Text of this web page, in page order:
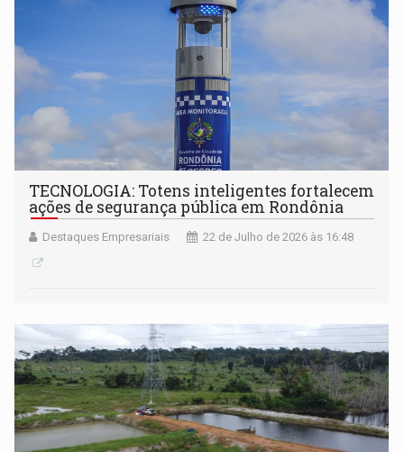
TECNOLOGIA: Totens inteligentes fortalecem
ações de segurança pública em Rondônia
Destaques Empresariais 22 de Julho de 2026 às 16:48